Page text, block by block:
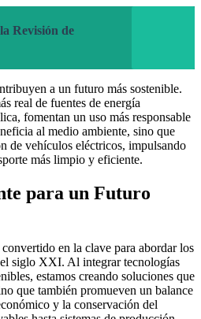
Revisión de
a un futuro más sostenible.
real de fuentes de energía
fomentan un uso más responsable
al medio ambiente, sino que
de vehículos eléctricos, impulsando
más limpio y eficiente.
para un Futuro
en la clave para abordar los
siglo XXI. Al integrar tecnologías
estamos creando soluciones que
que también promueven un balance
y la conservación del